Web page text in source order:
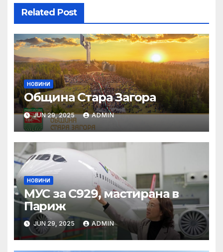
Related Post
НОВИНИ
Община Стара Загора
JUN 29, 2025 ADMIN
НОВИНИ
МУС за C929, мастирана в
Париж
JUN 29, 2025 ADMIN